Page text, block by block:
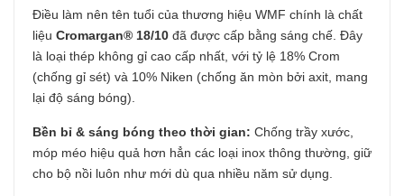
Điều làm nên tên tuổi của thương hiệu WMF chính là chất
liệu Cromargan® 18/10 đã được cấp bằng sáng chế. Đây
là loại thép không gỉ cao cấp nhất, với tỷ lệ 18% Crom
(chống gỉ sét) và 10% Niken (chống ăn mòn bởi axit, mang
lại độ sáng bóng).
Bền bỉ & sáng bóng theo thời gian: Chống trầy xước,
móp méo hiệu quả hơn hẳn các loại inox thông thường, giữ
cho bộ nồi luôn như mới dù qua nhiều năm sử dụng.